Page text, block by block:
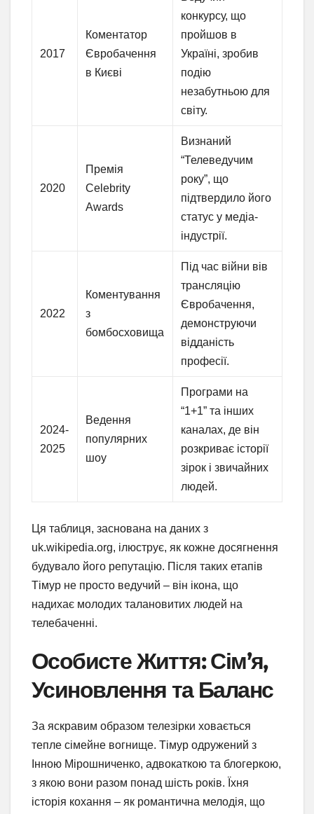
2017
Коментатор
Євробачення
в Києві
конкурсу, що
пройшов в
Україні, зробив
подію
незабутньою для
світу.
2020
Премія
Celebrity
Awards
Визнаний
“Телеведучим
року”, що
підтвердило його
статус у медіа-
індустрії.
2022
Коментування
з
бомбосховища
Під час війни вів
трансляцію
Євробачення,
демонструючи
відданість
професії.
2024-
2025
Ведення
популярних
шоу
Програми на
“1+1” та інших
каналах, де він
розкриває історії
зірок і звичайних
людей.
Ця таблиця, заснована на даних з
uk.wikipedia.org, ілюструє, як кожне досягнення
будувало його репутацію. Після таких етапів
Тімур не просто ведучий – він ікона, що
надихає молодих талановитих людей на
телебаченні.
Особисте Життя: Сім’я,
Усиновлення та Баланс
За яскравим образом телезірки ховається
тепле сімейне вогнище. Тімур одружений з
Інною Мірошниченко, адвокаткою та блогеркою,
з якою вони разом понад шість років. Їхня
історія кохання – як романтична мелодія, що